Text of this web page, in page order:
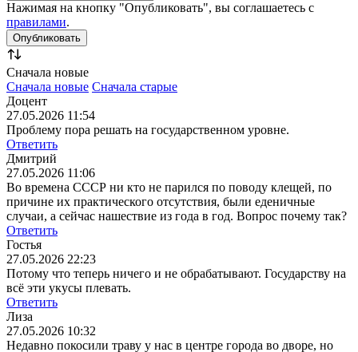
Нажимая на кнопку "Опубликовать", вы соглашаетесь с
правилами.
Сначала новые
Сначала новые Сначала старые
Доцент
27.05.2026 11:54
Проблему пора решать на государственном уровне.
Ответить
Дмитрий
27.05.2026 11:06
Во времена СССР ни кто не парился по поводу клещей, по
причине их практического отсутствия, были еденичные
случаи, а сейчас нашествие из года в год. Вопрос почему так?
Ответить
Гостья
27.05.2026 22:23
Потому что теперь ничего и не обрабатывают. Государству на
всё эти укусы плевать.
Ответить
Лиза
27.05.2026 10:32
Недавно покосили траву у нас в центре города во дворе, но